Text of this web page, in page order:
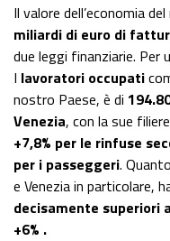
Il valore dell’economia
miliardi di euro di
due leggi finanziarie. Per
I lavoratori occupati
nostro Paese, è di
Venezia, con la sue
+7,8% per le rinfuse
per i passeggeri.
e Venezia in particolare,
decisamente superiori
+6% .